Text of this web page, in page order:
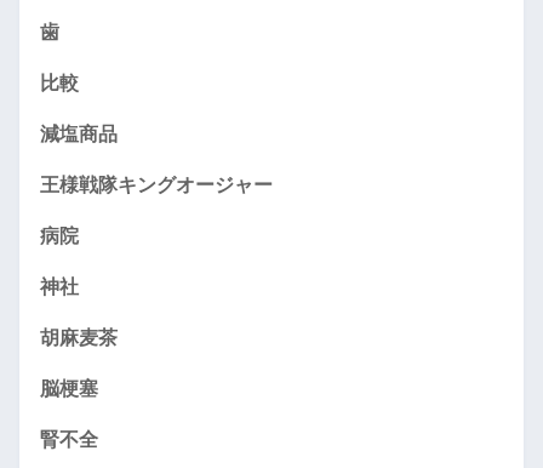
歯
比較
減塩商品
王様戦隊キングオージャー
病院
神社
胡麻麦茶
脳梗塞
腎不全